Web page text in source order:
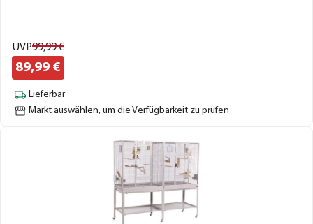
UVP99,99€
89,99 €
Lieferbar
Markt auswählen, um die Verfügbarkeit zu prüfen